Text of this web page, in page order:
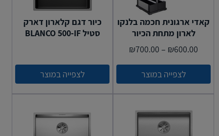
קאדי ארגונית חכמה בלנקו
לארון מתחת הכיור
₪600.00
–
₪700.00
לצפייה במוצר
כיור דגם קלארון דארק
סטיל BLANCO 500-IF
לצפייה במוצר